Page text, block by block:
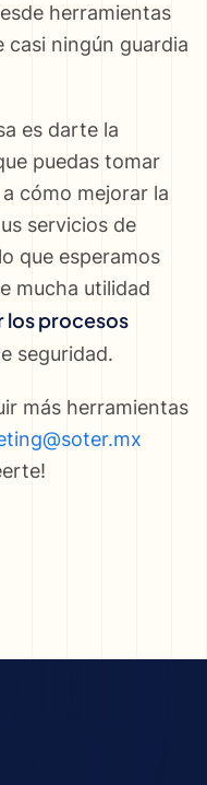
herramientas
casi ningún guardia
es darte la
puedas tomar
cómo mejorar la
servicios de
que esperamos
mucha utilidad
los procesos
seguridad.
más herramientas